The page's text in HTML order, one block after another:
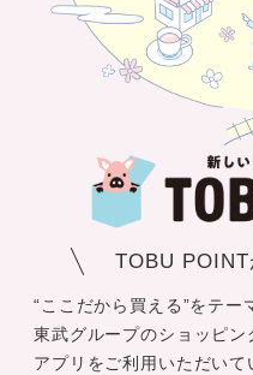
TOBU
“ここだから買える”をテー
東武グループのショッピ
アプリをご利用いただい